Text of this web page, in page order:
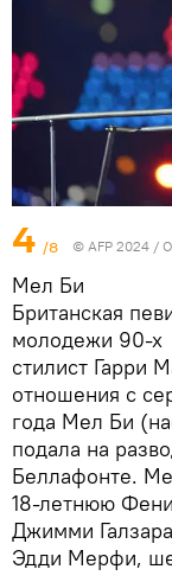
4 /8 © AFP 2024 /
Мел Би
Британская
молодежи 90-х
стилист Гарри
отношения с
года Мел Би
подала на
Беллафонте.
18-летнюю
Джимми
Эдди Мерфи,